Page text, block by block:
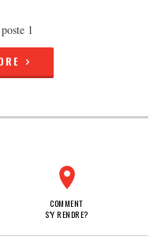
1
COMMENT
S'Y RENDRE?